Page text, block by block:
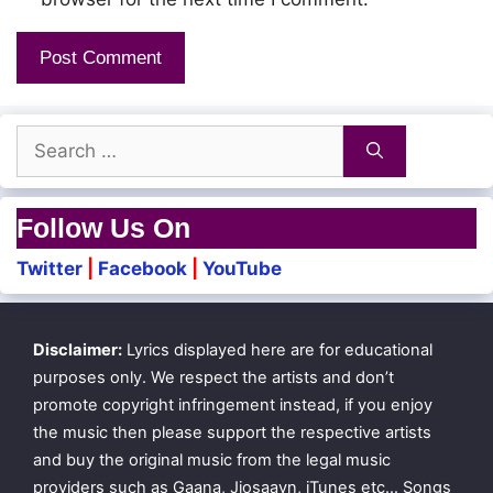
Dhega sugaththil kavanam
Kaattu vazhiyil payanam
Gangai nadhikku
Mannil anaiyaa…
Ilamaiyenum poongaatru
Angam muzhudhum
Pongum ilamai
Idham padhamaai thondra
Alli anaiththa kaigal
for:
Follow Us On
Twitter Facebook YouTube
Disclaimer: Lyrics displayed here are for educational
purposes only. We respect the artists and don’t
promote copyright infringement instead, if you enjoy
the music then please support the respective artists
and buy the original music from the legal music
providers such as Gaana, Jiosaavn, iTunes etc… Songs